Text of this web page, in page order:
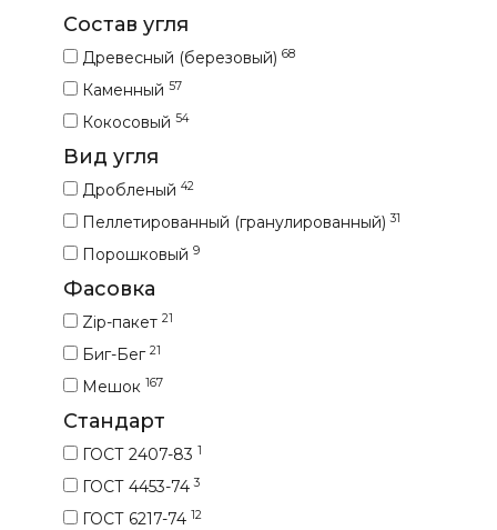
Состав угля
Древесный (березовый) 68
Каменный 57
Кокосовый 54
Вид угля
Дробленый 42
Пеллетированный (гранулированный) 31
Порошковый 9
Фасовка
Zip-пакет 21
Биг-Бег 21
Мешок 167
Стандарт
ГОСТ 2407-83 1
ГОСТ 4453-74 3
ГОСТ 6217-74 12